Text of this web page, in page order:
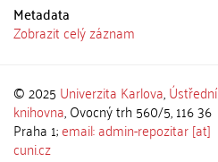
Metadata
Zobrazit celý záznam
© 2025 Univerzita Karlova,Ústřední
knihovna, Ovocný trh 560/5, 116 36
Praha 1;email: admin-repozitar [at]
cuni.cz